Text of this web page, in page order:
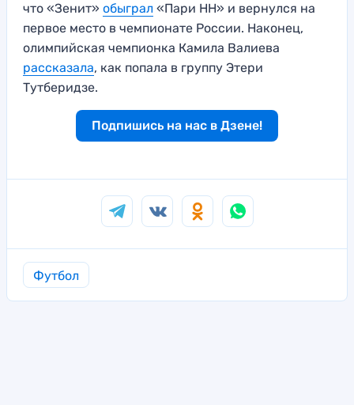
что «Зенит» обыграл «Пари НН» и вернулся на
первое место в чемпионате России. Наконец,
олимпийская чемпионка Камила Валиева
рассказала, как попала в группу Этери
Тутберидзе.
Подпишись на нас в Дзене!
Футбол